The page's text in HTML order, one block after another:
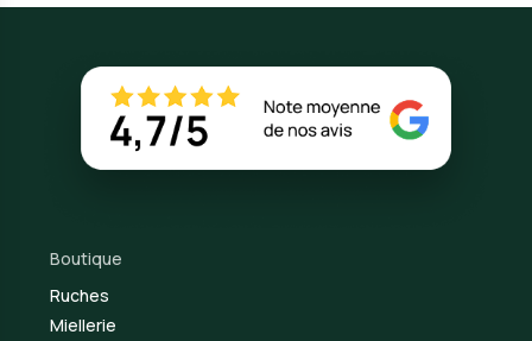
Boutique
Ruches
Miellerie